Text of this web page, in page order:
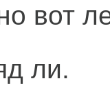
вот
ли.